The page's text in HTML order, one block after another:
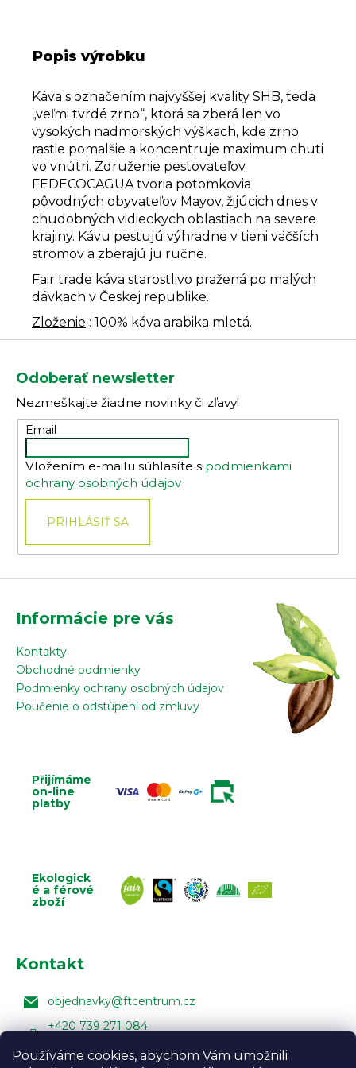
Používáme cookies, abychom Vám umožnili
Popis výrobku
Káva s označením najvyššej kvality SHB, teda
„veľmi tvrdé zrno“, ktorá sa zberá len vo
vysokých nadmorských výškach, kde zrno
rastie pomalšie a koncentruje maximum chuti
vo vnútri. Združenie pestovateľov
FEDECOCAGUA tvoria potomkovia
pôvodných obyvateľov Mayov, žijúcich dnes v
chudobných vidieckych oblastiach na severe
krajiny. Kávu pestujú výhradne v tieni väčších
stromov a zberajú ju ručne.
Fair trade káva starostlivo pražená po malých
dávkach v Českej republike.
Zloženie : 100% káva arabika mletá.
Odoberať newsletter
Nezmeškajte žiadne novinky či zľavy!
Email
Vložením e-mailu súhlasíte s podmienkami
ochrany osobných údajov
PRIHLÁSIŤ SA
Informácie pre vás
Kontakty
Obchodné podmienky
Podmienky ochrany osobných údajov
Poučenie o odstúpení od zmluvy
Přijímáme
on-line
platby
Ekologick
é a férové
zboží
Kontakt
objednavky@ftcentrum.cz
+420 739 271 084
Facebook Fair Trade Centra